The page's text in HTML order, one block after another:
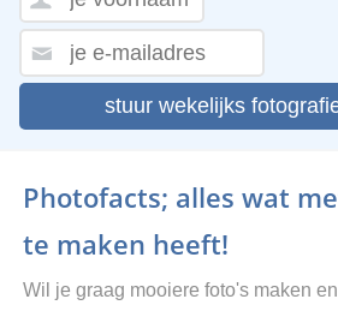
stuur wekelijks
Photofacts; alles wat
te maken heeft!
Wil je graag mooiere foto's maken